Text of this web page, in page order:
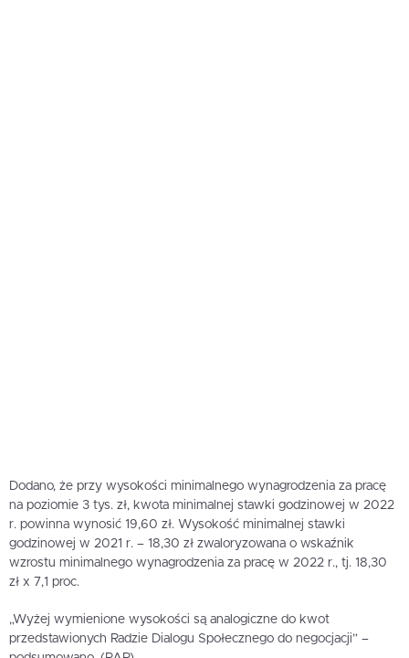
Dodano, że przy wysokości minimalnego wynagrodzenia za pracę
na poziomie 3 tys. zł, kwota minimalnej stawki godzinowej w 2022
r. powinna wynosić 19,60 zł. Wysokość minimalnej stawki
godzinowej w 2021 r. – 18,30 zł zwaloryzowana o wskaźnik
wzrostu minimalnego wynagrodzenia za pracę w 2022 r., tj. 18,30
zł x 7,1 proc.
„Wyżej wymienione wysokości są analogiczne do kwot
przedstawionych Radzie Dialogu Społecznego do negocjacji” –